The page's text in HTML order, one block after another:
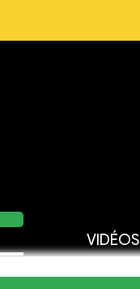
VIDÉOS